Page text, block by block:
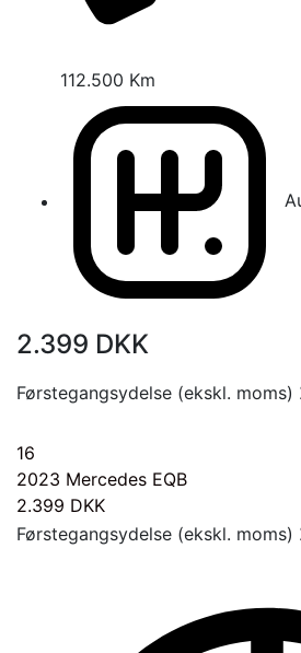
112.500 Km
2.399 DKK
Førstegangsydelse (ekskl. moms)
16
2023 Mercedes EQB
2.399 DKK
Førstegangsydelse (ekskl. moms)